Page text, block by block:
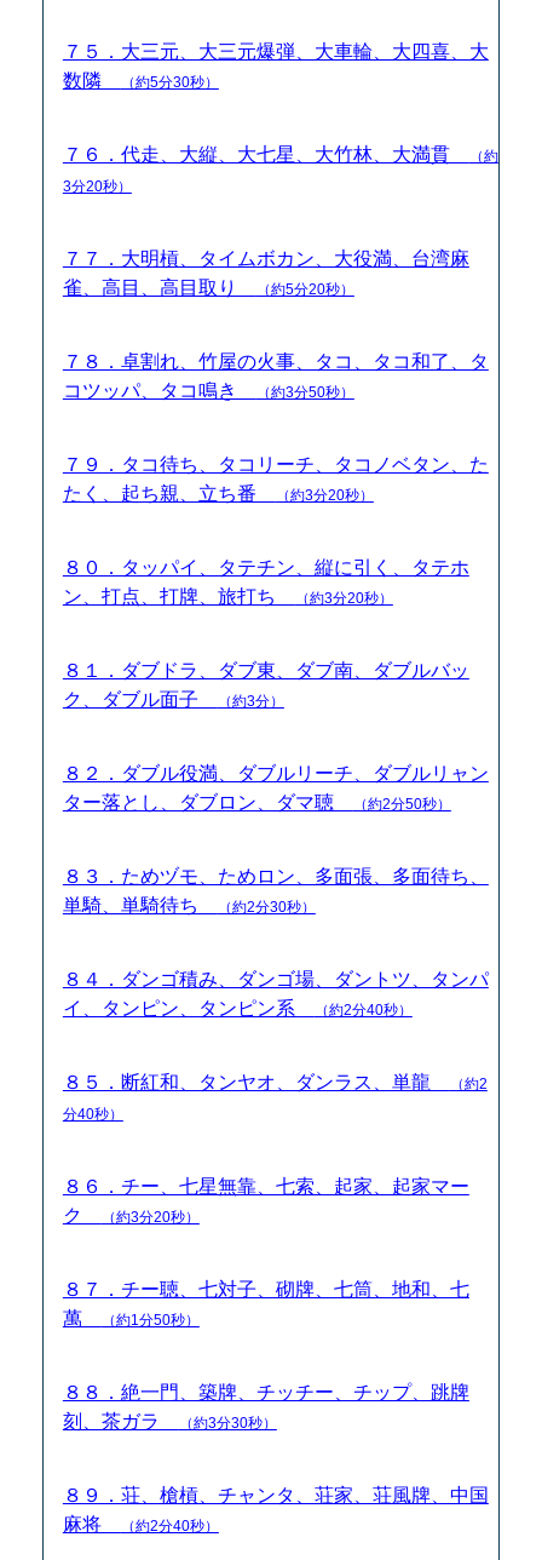
７５．大三元、大三元爆弾、大車輪、大四喜、大
数隣
（約5分30秒）
７６．代走、大縦、大七星、大竹林、大満貫
（約
3分20秒）
７７．大明槓、タイムボカン、大役満、台湾麻
雀、高目、高目取り
（約5分20秒）
７８．卓割れ、竹屋の火事、タコ、タコ和了、タ
コツッパ、タコ鳴き
（約3分50秒）
７９．タコ待ち、タコリーチ、タコノベタン、た
たく、起ち親、立ち番
（約3分20秒）
８０．タッパイ、タテチン、縦に引く、タテホ
ン、打点、打牌、旅打ち
（約3分20秒）
８１．ダブドラ、ダブ東、ダブ南、ダブルバッ
ク、ダブル面子
（約3分）
８２．ダブル役満、ダブルリーチ、ダブルリャン
ター落とし、ダブロン、ダマ聴
（約2分50秒）
８３．ためヅモ、ためロン、多面張、多面待ち、
単騎、単騎待ち
（約2分30秒）
８４．ダンゴ積み、ダンゴ場、ダントツ、タンパ
イ、タンピン、タンピン系
（約2分40秒）
８５．断紅和、タンヤオ、ダンラス、単龍
（約2
分40秒）
８６．チー、七星無靠、七索、起家、起家マー
ク
（約3分20秒）
８７．チー聴、七対子、砌牌、七筒、地和、七
萬
（約1分50秒）
８８．絶一門、築牌、チッチー、チップ、跳牌
刻、茶ガラ
（約3分30秒）
８９．荘、槍槓、チャンタ、荘家、荘風牌、中国
麻将
（約2分40秒）